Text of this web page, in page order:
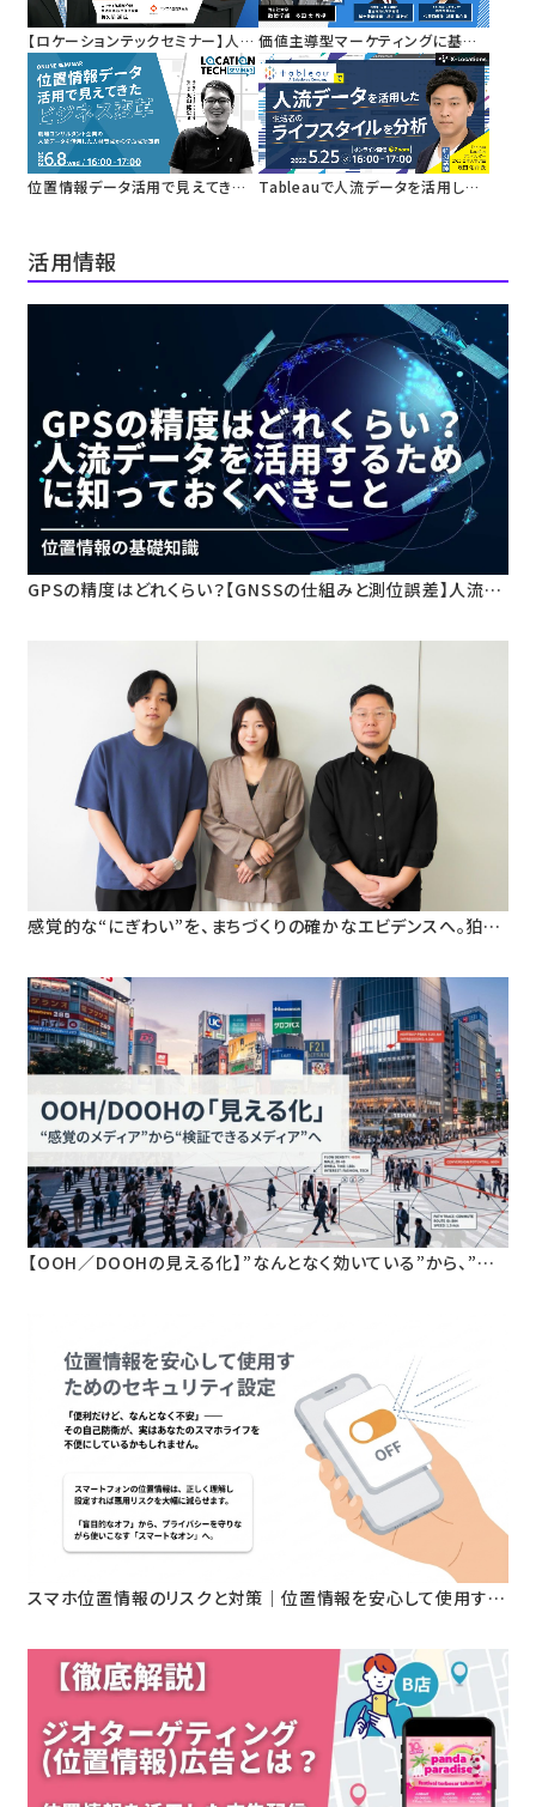
【ロケーションテックセミナー】人流
データを活用した「オフィス出社率
指数」を解説
価値主導型マーケティングに基づく
地域活性化
まちづくりの実践における人流デ
ータ活用
位置情報データ活用で見えてきた
Tableauで人流データを活用した
活用情報
GPSの精度はどれくらい？【GNSSの仕組みと測位誤差】人流デ
感覚的な“にぎわい”を、まちづくりの確かなエビデンスへ。狛江
まちづくり」の定量検証
【OOH／DOOHの見える化】”なんとなく効いている”から、”根
スマホ位置情報のリスクと対策｜位置情報を安心して使用する